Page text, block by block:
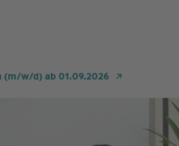
(m/w/d) ab 01.09.2026